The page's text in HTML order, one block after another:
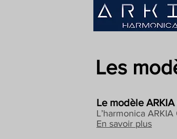
Les
Le modèle
L’harmonica
En savoir plus